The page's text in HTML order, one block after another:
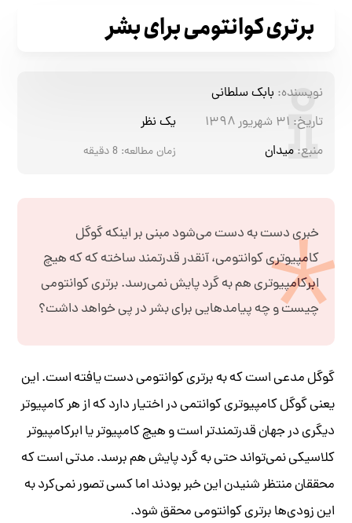
برتری کوانتومی برای بشر
نویسنده: بابک سلطانی
تاریخ: ۳۱ شهریور ۱۳۹۸
یک نظر
منبع: میدان زمان مطالعه: 8دقیقه
خبری دست به دست می‌شود مبنی بر اینکه گوگل
کامپیوتری کوانتومی، آنقدر قدرتمند ساخته که که هیچ
ابرکامپیوتری هم به گرد پایش نمی‌رسد. برتری کوانتومی
چیست و چه پیامدهایی برای بشر در پی خواهد داشت؟
گوگل مدعی است که به برتری کوانتومی دست یافته است. این
یعنی گوگل کامپیوتری کوانتمی در اختیار دارد که از هر کامپیوتر
دیگری در جهان قدرتمندتر است و هیچ کامپیوتر یا ابرکامپیوتر
کلاسیکی نمی‌تواند حتی به گرد پایش هم برسد. مدتی است که
محققان منتظر شنیدن این خبر بودند اما کسی تصور نمی‌کرد به
این زودی‌ها برتری کوانتومی محقق شود.